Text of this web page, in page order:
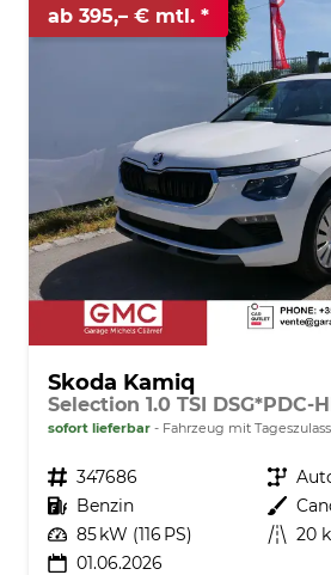
ab 395,– € mtl.
Skoda Kamiq
sofort lieferbar Fahrzeug mit
Fahrzeugnr. 347686 Getriebe
Kraftstoff Benzin Außenfarbe
Leistung 85 kW (116 PS) Kilometerstand 20
01.06.2026